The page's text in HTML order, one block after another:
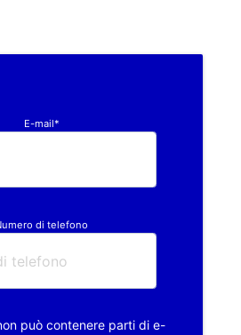
E-mail*
di telefono
può contenere parti di e-